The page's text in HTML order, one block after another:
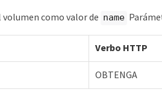
como valor de name
Verbo HTTP
OBTENGA